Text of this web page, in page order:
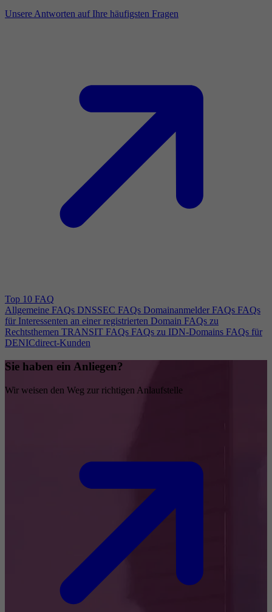
Unsere Antworten auf Ihre häufigsten Fragen
Top 10 FAQ
Allgemeine FAQs DNSSEC FAQs Domainanmelder FAQs FAQs
für Interessenten an einer registrierten Domain FAQs zu
Rechtsthemen TRANSIT FAQs FAQs zu IDN-Domains FAQs für
DENICdirect-Kunden
Sie haben ein Anliegen?
Wir weisen den Weg zur richtigen Anlaufstelle